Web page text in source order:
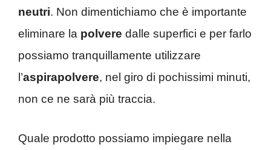
neutri. Non dimentichiamo che è importante
eliminare la polvere dalle superfici e per farlo
possiamo tranquillamente utilizzare
l’aspirapolvere, nel giro di pochissimi minuti,
non ce ne sarà più traccia.
Quale prodotto possiamo impiegare nella